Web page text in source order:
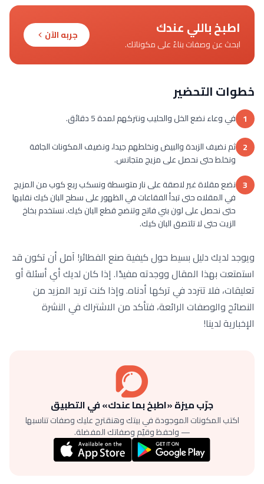
اطبخ باللي عندك
ابحث عن وصفات بناءً على مكوناتك.
جربه الآن
خطوات التحضير
1 في وعاء نضع الخل والحليب ونتركهم لمدة 5 دقائق.
2 ثم نضيف الزبدة والبيض ونخلطهم جيدا، ونضيف المكونات الجافة
ونخلط حتى نحصل على مزيج متجانس.
3 نضع مقلاة غير لاصقة على نار متوسطة ونسكب ربع كوب من المزيج
في المقلاه حتى تبدأ الفقاعات في الظهور على سطح البان كيك نقلبها
حتى نحصل على لون بني فاتح وتنضج قطع البان كيك. نستخدم بخاخ
الزيت حتى لا تلتصق البان كيك.
ويوجد لديك دليل بسيط حول كيفية صنع الفطائر! آمل أن تكون قد
استمتعت بهذا المقال ووجدته مفيدًا. إذا كان لديك أي أسئلة أو
تعليقات، فلا تتردد في تركها أدناه. وإذا كنت تريد المزيد من
النصائح والوصفات الرائعة، فتأكد من الاشتراك في النشرة
الإخبارية لدينا!
جرّب ميزة «اطبخ بما عندك» في التطبيق
اكتب المكونات الموجودة في بيتك وهنقترح عليك وصفات تناسبها
— واحفظ وقيّم وصفاتك المفضلة.